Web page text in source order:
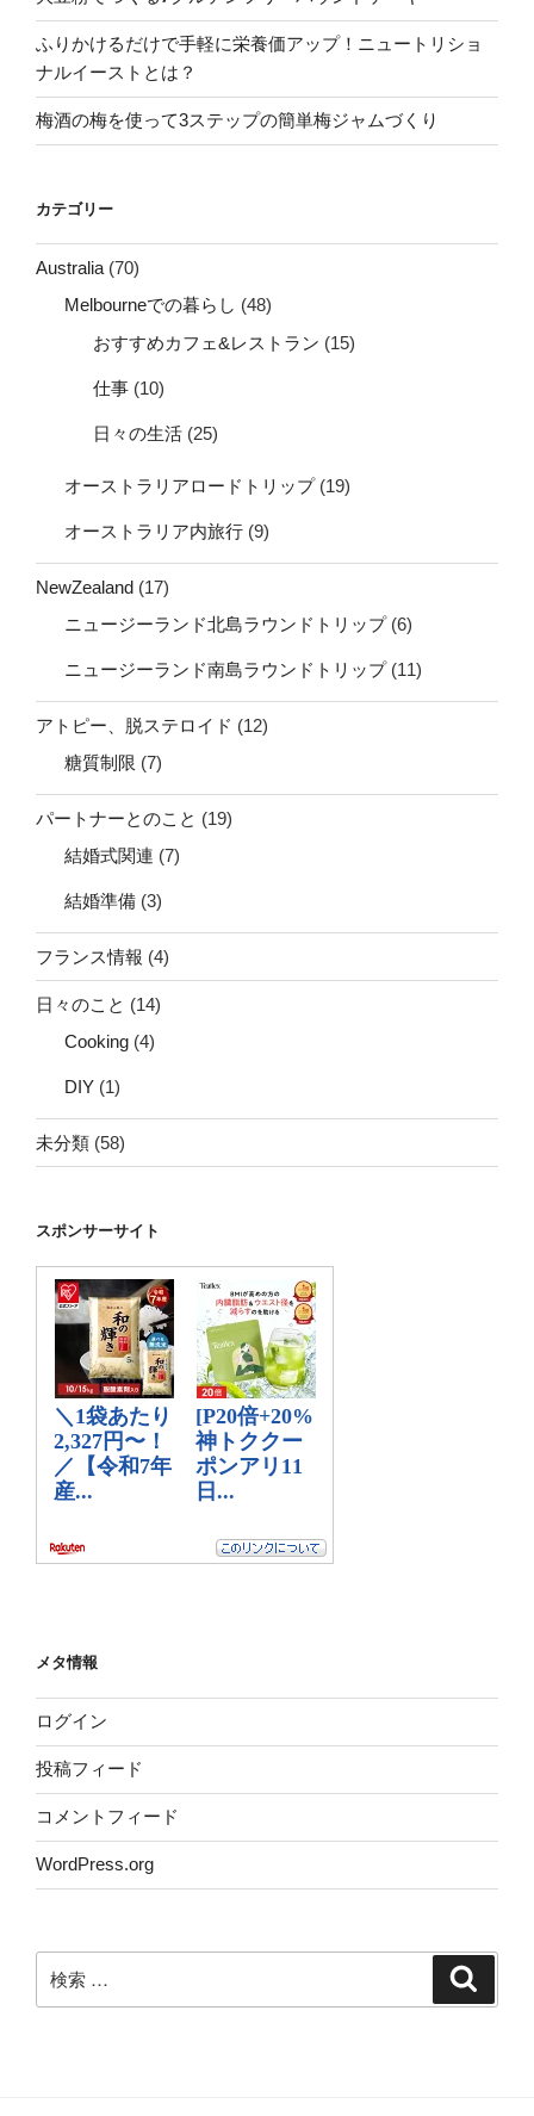
ふりかけるだけで手軽に栄養価アップ！ニュートリショ
ナルイーストとは？
梅酒の梅を使って3ステップの簡単梅ジャムづくり
カテゴリー
Australia (70)
Melbourneでの暮らし (48)
おすすめカフェ&レストラン (15)
仕事 (10)
日々の生活 (25)
オーストラリアロードトリップ(19)
オーストラリア内旅行 (9)
NewZealand (17)
ニュージーランド北島ラウンドトリップ(6)
ニュージーランド南島ラウンドトリップ(11)
アトピー、脱ステロイド (12)
糖質制限 (7)
パートナーとのこと (19)
結婚式関連 (7)
結婚準備 (3)
フランス情報 (4)
日々のこと (14)
Cooking (4)
DIY (1)
未分類 (58)
スポンサーサイト
メタ情報
ログイン
投稿フィード
コメントフィード
WordPress.org
索: